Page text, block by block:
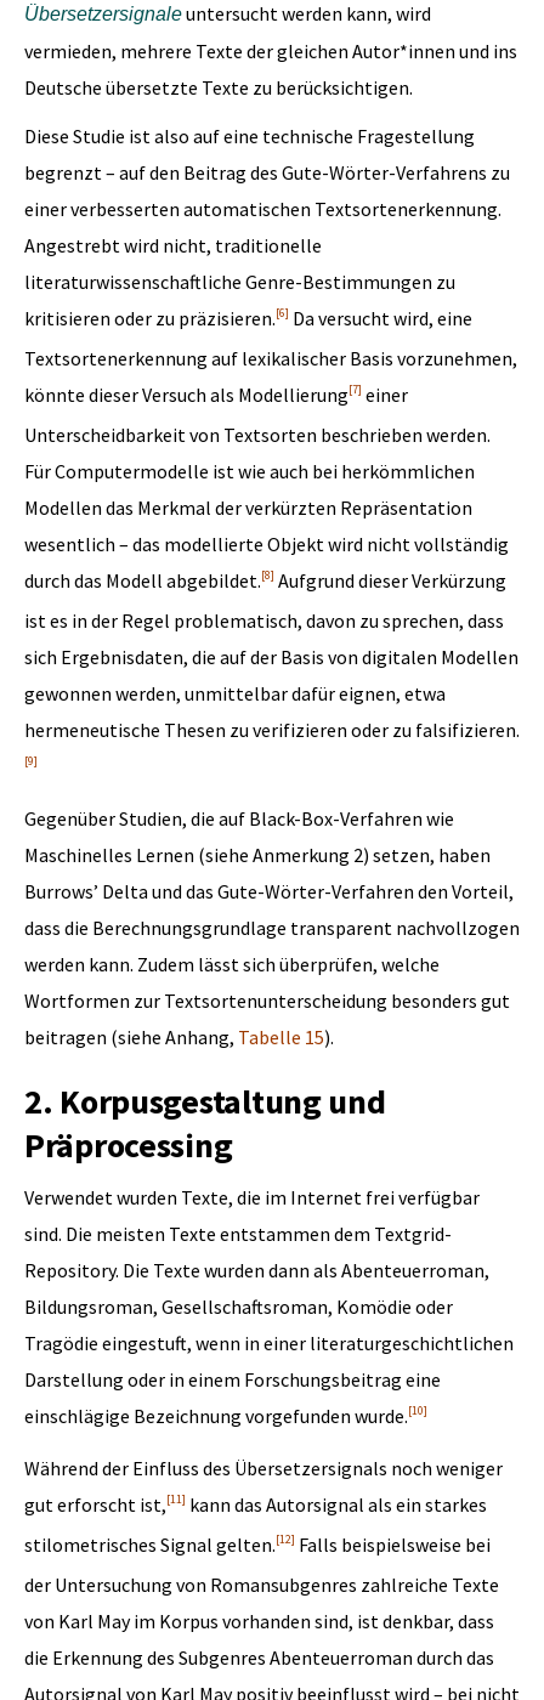
Übersetzersignaleuntersucht werden kann, wird
vermieden, mehrere Texte der gleichen Autor*innen und ins
Deutsche übersetzte Texte zu berücksichtigen.
Diese Studie ist also auf eine technische Fragestellung
begrenzt – auf den Beitrag des Gute-Wörter-Verfahrens zu
einer verbesserten automatischen Textsortenerkennung.
Angestrebt wird nicht, traditionelle
literaturwissenschaftliche Genre-Bestimmungen zu
kritisieren oder zu präzisieren.[6] Da versucht wird, eine
Textsortenerkennung auf lexikalischer Basis vorzunehmen,
könnte dieser Versuch als Modellierung[7] einer
Unterscheidbarkeit von Textsorten beschrieben werden.
Für Computermodelle ist wie auch bei herkömmlichen
Modellen das Merkmal der verkürzten Repräsentation
wesentlich – das modellierte Objekt wird nicht vollständig
durch das Modell abgebildet.[8] Aufgrund dieser Verkürzung
ist es in der Regel problematisch, davon zu sprechen, dass
sich Ergebnisdaten, die auf der Basis von digitalen Modellen
gewonnen werden, unmittelbar dafür eignen, etwa
hermeneutische Thesen zu verifizieren oder zu falsifizieren.
[9]
Gegenüber Studien, die auf Black-Box-Verfahren wie
Maschinelles Lernen (siehe Anmerkung 2) setzen, haben
Burrows’ Delta und das Gute-Wörter-Verfahren den Vorteil,
dass die Berechnungsgrundlage transparent nachvollzogen
werden kann. Zudem lässt sich überprüfen, welche
Wortformen zur Textsortenunterscheidung besonders gut
beitragen (siehe Anhang, Tabelle 15).
2. Korpusgestaltung und
Präprocessing
Verwendet wurden Texte, die im Internet frei verfügbar
sind. Die meisten Texte entstammen dem Textgrid-
Repository. Die Texte wurden dann als Abenteuerroman,
Bildungsroman, Gesellschaftsroman, Komödie oder
Tragödie eingestuft, wenn in einer literaturgeschichtlichen
Darstellung oder in einem Forschungsbeitrag eine
einschlägige Bezeichnung vorgefunden wurde.[10]
Während der Einfluss des Übersetzersignals noch weniger
gut erforscht ist,[11] kann das Autorsignal als ein starkes
stilometrisches Signal gelten.[12] Falls beispielsweise bei
der Untersuchung von Romansubgenres zahlreiche Texte
von Karl May im Korpus vorhanden sind, ist denkbar, dass
die Erkennung des Subgenres Abenteuerroman durch das
Autorsignal von Karl May positiv beeinflusst wird – bei nicht